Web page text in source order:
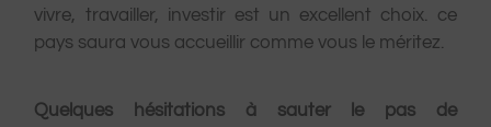
vivre, travailler, investir est un excellent choix. ce
pays saura vous accueillir comme vous le méritez.
Quelques hésitations à sauter le pas de